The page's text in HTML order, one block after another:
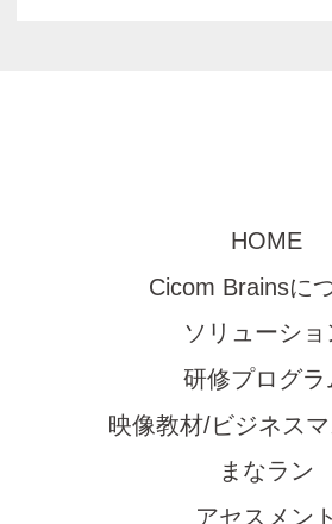
HOME
Cicom Brainsに
ソリューショ
研修プログラ
映像教材/ビジネス
まなラン
アセスメント